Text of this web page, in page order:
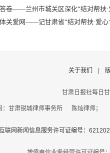
卷——兰州市城关区深化“结对帮扶
关爱网——记甘肃省“结对帮扶·爱
关于我们
甘肃日报社每日
：甘肃锐城律师事务所 陈灿律师
联网新闻信息服务许可证编号：